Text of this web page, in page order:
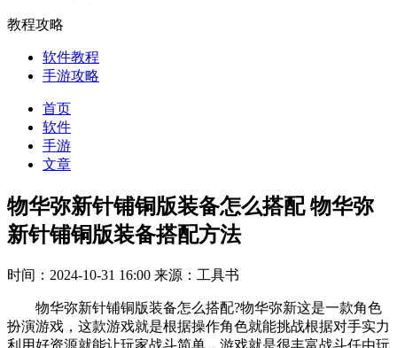
教程攻略
软件教程
手游攻略
首页
软件
手游
文章
物华弥新针铺铜版装备怎么搭配 物华弥
新针铺铜版装备搭配方法
时间：2024-10-31 16:00 来源：工具书
物华弥新针铺铜版装备怎么搭配?物华弥新这是一款角色
扮演游戏，这款游戏就是根据操作角色就能挑战根据对手实力
利用好资源就能让玩家战斗简单，游戏就是很丰富战斗任由玩